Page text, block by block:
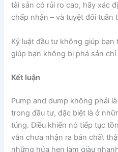
tài sản có rủi ro cao, hãy xác
chấp nhận – và tuyệt đối tuân
Kỷ luật đầu tư không giúp
giúp bạn không bị phá sản chỉ
Kết luận
Pump and dump không phải
trong đầu tư, đặc biệt là ở
túng. Điều khiến nó tiếp tục
vẫn chưa nhận ra bản chất
những hứa hẹn làm giàu